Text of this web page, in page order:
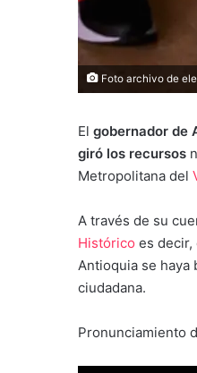
Foto archivo de
El gobernador de
giró los recursos
Metropolitana del
A través de su
Histórico es decir,
Antioquia se
ciudadana.
Pronunciamiento